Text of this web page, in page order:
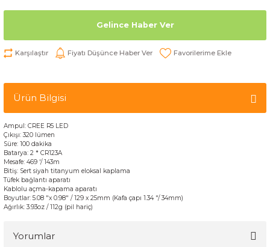
Gelince Haber Ver
Karşılaştır Fiyatı Düşünce Haber Ver
Ürün Bilgisi
Ampul: CREE R5 LED
Çıkışı: 320 lümen
Süre: 100 dakika
Batarya: 2 * CR123A
Mesafe: 469 '/ 143m
Bitiş: Sert siyah titanyum eloksal kaplama
Tüfek bağlantı aparatı
Kablolu açma-kapama aparatı
Boyutlar: 5.08 "x 0.98" / 129 x 25mm (Kafa çapı 1.34 "/ 34mm)
Ağırlık: 3.93oz / 112g (pil hariç)
Yorumlar